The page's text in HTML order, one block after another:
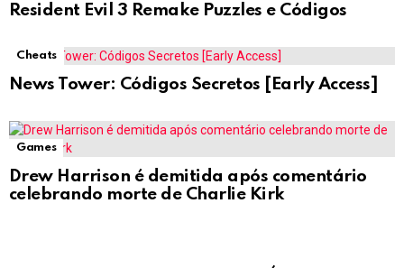
Resident Evil 3 Remake Puzzles e Códigos
Cheats
News Tower: Códigos Secretos [Early Access]
Games
Drew Harrison é demitida após comentário
celebrando morte de Charlie Kirk